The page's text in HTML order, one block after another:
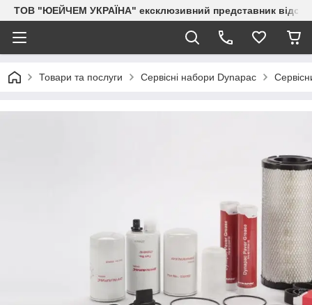
ТОВ "ЮЕЙЧЕМ УКРАЇНА" ексклюзивний представник відомих
Товари та послуги Сервісні набори Dynapac